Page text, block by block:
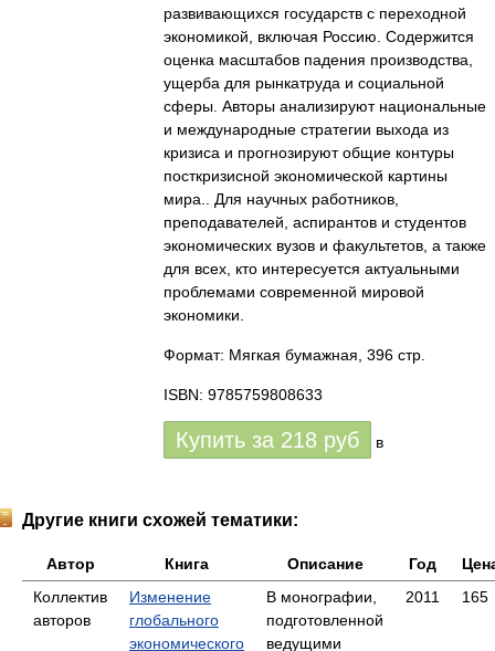
развивающихся государств с переходной
экономикой, включая Россию. Содержится
оценка масштабов падения производства,
ущерба для рынкатруда и социальной
сферы. Авторы анализируют национальные
и международные стратегии выхода из
кризиса и прогнозируют общие контуры
посткризисной экономической картины
мира.. Для научных работников,
преподавателей, аспирантов и студентов
экономических вузов и факультетов, а также
для всех, кто интересуется актуальными
проблемами современной мировой
экономики.
Формат: Мягкая бумажная, 396 стр.
ISBN: 9785759808633
Купить за 218 руб в
Другие книги схожей тематики:
Автор Книга Описание Год
Коллектив
авторов
Изменение
глобального
экономического
В монографии,
подготовленной
ведущими
2011 165